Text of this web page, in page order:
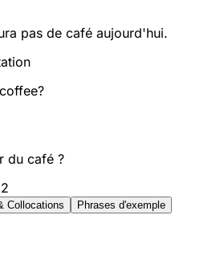
pas de café aujourd'hui.
du café ?
Collocations
Phrases d'exemple